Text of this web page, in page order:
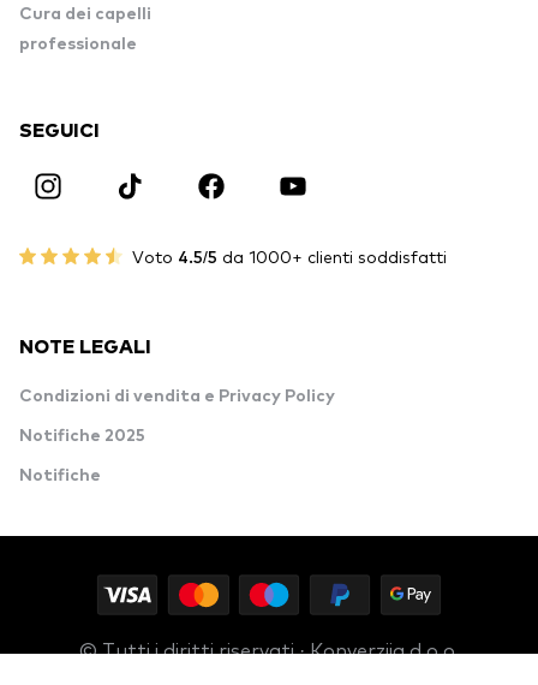
Cura dei capelli
professionale
SEGUICI
Voto 4.5/5 da 1000+ clienti soddisfatti
NOTE LEGALI
Condizioni di vendita e Privacy Policy
Notifiche 2025
Notifiche
© Tutti i diritti riservati · Konverzija d.o.o.